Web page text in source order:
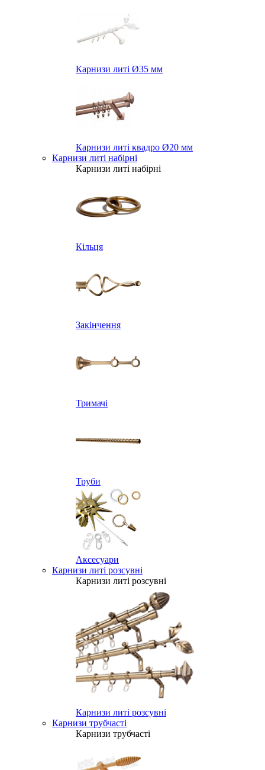
Карнизи литі Ø35 мм
Карнизи литі квадро Ø20 мм
Карнизи литі набірні
Карнизи литі набірні
Кільця
Закінчення
Тримачі
Труби
Аксесуари
Карнизи литі розсувні
Карнизи литі розсувні
Карнизи литі розсувні
Карнизи трубчасті
Карнизи трубчасті